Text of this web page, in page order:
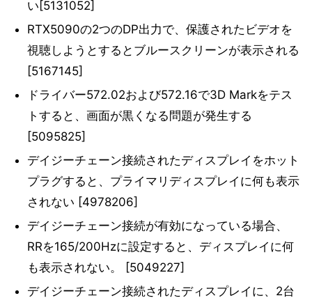
い[5131052]
RTX5090の2つのDP出力で、保護されたビデオを
視聴しようとするとブルースクリーンが表示される
[5167145]
ドライバー572.02および572.16で3D Markをテス
トすると、画面が黒くなる問題が発生する
[5095825]
デイジーチェーン接続されたディスプレイをホット
プラグすると、プライマリディスプレイに何も表示
されない [4978206]
デイジーチェーン接続が有効になっている場合、
RRを165/200Hzに設定すると、ディスプレイに何
も表示されない。 [5049227]
デイジーチェーン接続されたディスプレイに、2台